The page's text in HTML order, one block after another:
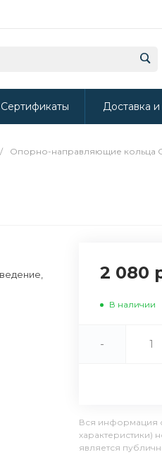
Сертификаты Доставка и
/ Опорно-направляющие кольца
2 080
В наличии
-
Вся информация
характеристики)
является